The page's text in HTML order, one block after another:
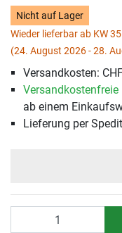
Nicht auf Lager
Wieder lieferbar ab KW 35
(24. August 2026 - 28.
Versandkosten:
Versandkostenfreie
ab einem
Lieferung per